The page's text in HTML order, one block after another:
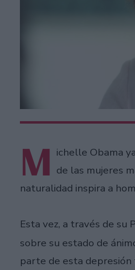
M ichelle Obama
de las mujeres
naturalidad inspira a
Esta vez, a través de su
sobre su estado de
parte de esta